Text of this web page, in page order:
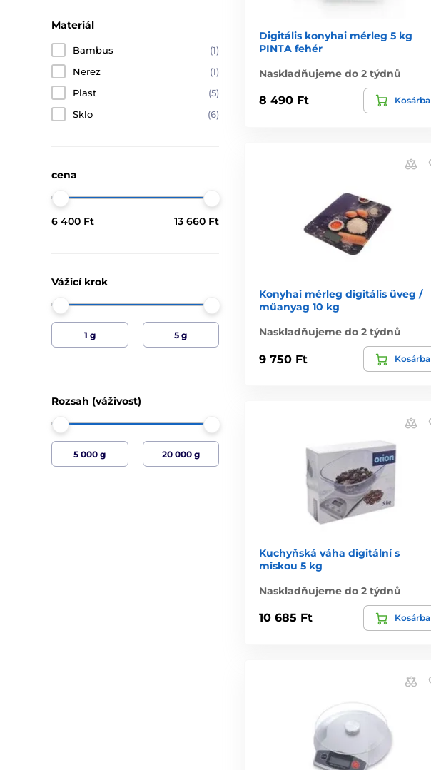
Materiál
Bambus
(1)
Nerez
(1)
Plast
(5)
Sklo
(6)
cena
6 400 Ft 13 660 Ft
Vážicí krok
Rozsah (váživost)
Digitális konyhai mérleg 5 kg
PINTA fehér
Naskladňujeme do 2 týdnů
8 490 Ft Kosárba
Konyhai mérleg digitális üveg /
műanyag 10 kg
Naskladňujeme do 2 týdnů
9 750 Ft Kosárba
Kuchyňská váha digitální s
miskou 5 kg
Naskladňujeme do 2 týdnů
10 685 Ft Kosárba